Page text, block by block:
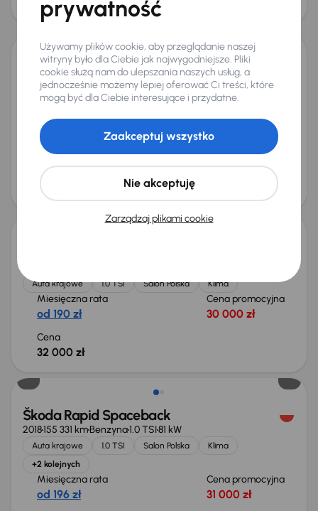
27 000 zł
Škoda Rapid Spaceback
2014142 725 kmAutomatDiesel1.6 TDI66 kW
Auta krajowe 1.6 TDI Salon Polska
DSG
+4 kolejnych
Miesięczna rata
od 179 zł
Cena promocyjna
29 000 zł
Cena
30 000 zł
Auta krajowe 1.0 TSI Salon Polska Klima
Miesięczna rata
od 190 zł
Cena promocyjna
30 000 zł
Cena
32 000 zł
Škoda Rapid Spaceback
2018155 331 kmBenzyna1.0 TSI81 kW
Auta krajowe 1.0 TSI Salon Polska
Klima
+2 kolejnych
Miesięczna rata
od 196 zł
Cena promocyjna
31 000 zł
prywatność
Używamy plików cookie, aby przeglądanie naszej
witryny było dla Ciebie jak najwygodniejsze. Pliki
cookie służą nam do ulepszania naszych usług, a
jednocześnie możemy lepiej oferować Ci treści, które
mogą być dla Ciebie interesujące i przydatne.
Zarządzaj plikami cookie
Nie akceptuję
Zaakceptuj wszystko